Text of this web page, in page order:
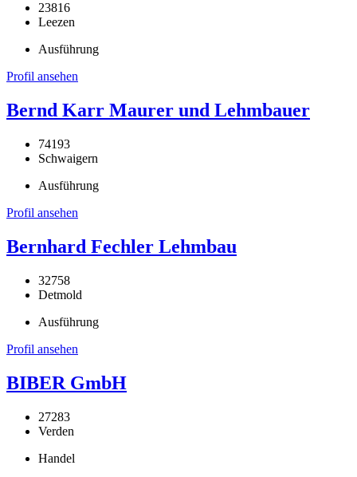
23816
Leezen
Ausführung
Profil ansehen
Bernd Karr Maurer und Lehmbauer
74193
Schwaigern
Ausführung
Profil ansehen
Bernhard Fechler Lehmbau
32758
Detmold
Ausführung
Profil ansehen
BIBER GmbH
27283
Verden
Handel